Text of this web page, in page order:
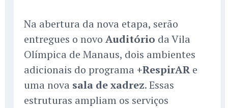
Na abertura da nova etapa, serão
entregues o novo Auditório da Vila
Olímpica de Manaus, dois ambientes
adicionais do programa +RespirAR e
uma nova sala de xadrez. Essas
estruturas ampliam os serviços